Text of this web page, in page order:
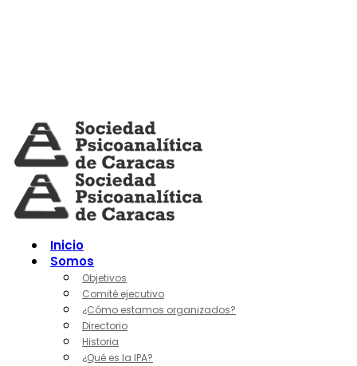
Inicio
Somos
Objetivos
Comité ejecutivo
¿Cómo estamos organizados?
Directorio
Historia
¿Qué es la IPA?